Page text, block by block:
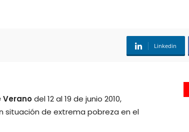
Linkedin
Veranodel 12 al 19 de junio 2010,
situación de extrema pobreza en el